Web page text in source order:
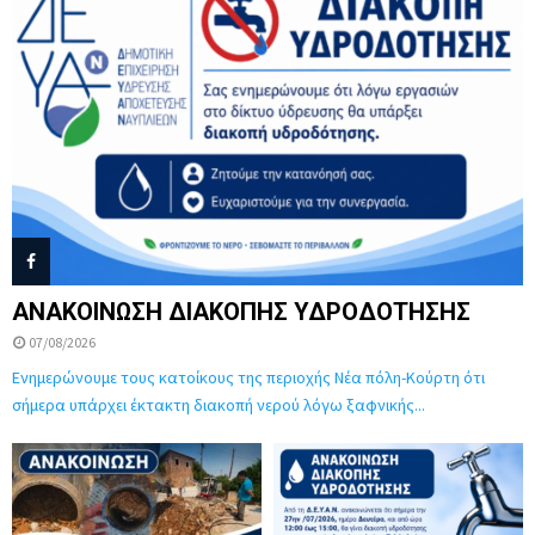
ΑΝΑΚΟΙΝΩΣΗ ΔΙΑΚΟΠΗΣ ΥΔΡΟΔΟΤΗΣΗΣ
07/08/2026
Ενημερώνουμε τους κατοίκους της περιοχής Νέα πόλη-Κούρτη ότι
σήμερα υπάρχει έκτακτη διακοπή νερού λόγω ξαφνικής...